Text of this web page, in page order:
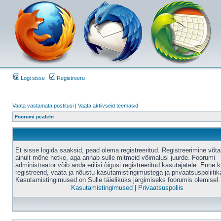
Logi sisse Registreeru
Vaata vastamata postitusi | Vaata aktiivseid teemasid
Foorumi pealeht
Et sisse logida saaksid, pead olema registreeritud. Registreerimine
ainult mõne hetke, aga annab sulle mitmeid võimalusi juurde. Foorumi
administraator võib anda erilisi õigusi registreeritud kasutajatele. Enne
registreerid, vaata ja nõustu kasutamistingimustega ja
Kasutamistingimused on Sulle täielikuks järgimiseks foorumis olemisel.
Kasutamistingimused
Privaatsuspoliis